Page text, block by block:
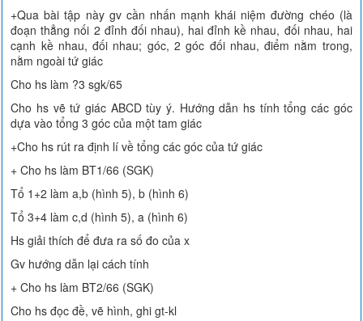
+Qua bài tập này gv cần nhấn mạnh khái niệm đường chéo (là
đoạn thẳng nối 2 đỉnh đối nhau), hai đỉnh kề nhau, đối nhau, hai
cạnh kề nhau, đối nhau; góc, 2 góc đối nhau, điểm nằm trong,
nằm ngoài tứ giác
Cho hs làm ?3 sgk/65
Cho hs vẽ tứ giác ABCD tùy ý. Hướng dẫn hs tính tổng các góc
dựa vào tổng 3 góc của một tam giác
+Cho hs rút ra định lí về tổng các góc của tứ giác
+ Cho hs làm BT1/66 (SGK)
Tổ 1+2 làm a,b (hình 5), b (hình 6)
Tổ 3+4 làm c,d (hình 5), a (hình 6)
Hs giải thích để đưa ra số đo của x
Gv hướng dẫn lại cách tính
+ Cho hs làm BT2/66 (SGK)
Cho hs đọc đề, vẽ hình, ghi gt-kl